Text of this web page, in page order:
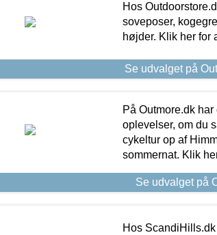
Hos
soveposer,
højder. Klik her for
Se udvalget på
På Outmore.dk
oplevelser, om du
cykeltur op af
sommernat. Klik
Se udvalget på
Hos